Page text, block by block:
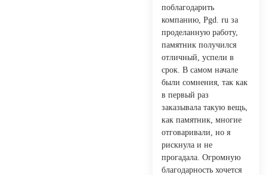
поблагодарить
компанию, Pgd. ru за
проделанную работу,
памятник получился
отличный, успели в
срок. В самом начале
были сомнения, так как
в первый раз
заказывала такую вещь,
как памятник, многие
отговаривали, но я
рискнула и не
прогадала. Огромную
благодарность хочется